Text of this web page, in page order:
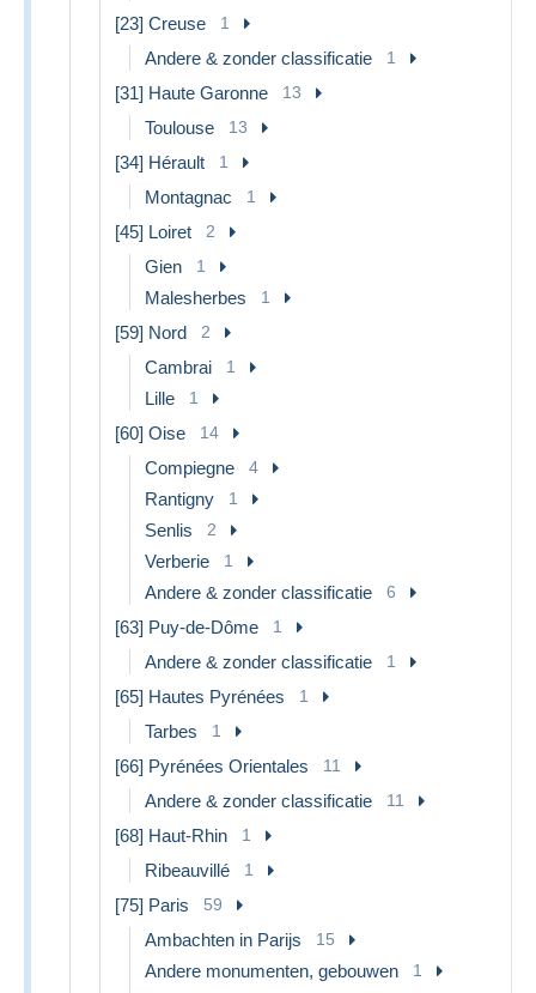
[23] Creuse 1
Andere & zonder classificatie 1
[31] Haute Garonne 13
Toulouse 13
[34] Hérault 1
Montagnac 1
[45] Loiret 2
Gien 1
Malesherbes 1
[59] Nord 2
Cambrai 1
Lille 1
[60] Oise 14
Compiegne 4
Rantigny 1
Senlis 2
Verberie 1
Andere & zonder classificatie 6
[63] Puy-de-Dôme 1
Andere & zonder classificatie 1
[65] Hautes Pyrénées 1
Tarbes 1
[66] Pyrénées Orientales 11
Andere & zonder classificatie 11
[68] Haut-Rhin 1
Ribeauvillé 1
[75] Paris 59
Ambachten in Parijs 15
Andere monumenten, gebouwen 1